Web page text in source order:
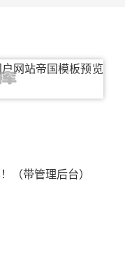
（带管理后台）